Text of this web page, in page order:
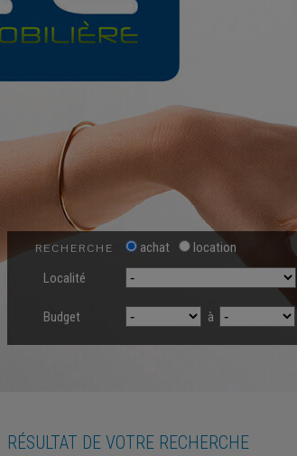
RECHERCHE achat
location
Localité
Budget à
RÉSULTAT DE VOTRE RECHERCHE